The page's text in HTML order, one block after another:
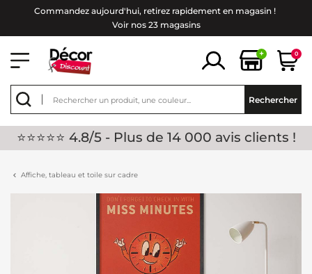
Commandez aujourd'hui, retirez rapidement en magasin !
Voir nos 23 magasins
+ 0
Rechercher
⭐⭐⭐⭐⭐ 4.8/5 - Plus de 14 000 avis clients !
Affiche, tableau et toile sur cadre